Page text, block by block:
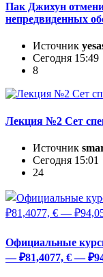
Пак Джихун
непредвиденных
Источник
Сегодня 15:49
8
Лекция №2 Сет
Источник
Сегодня 15:01
24
Официальные
— ₽81,4077, € —